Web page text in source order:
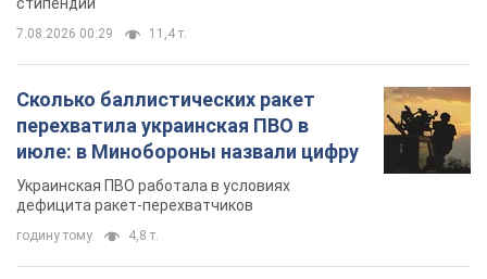
Аурика Ротару через суд изменила
свою пенсию, на которую ранее
жаловалась: сколько получала
певица
артистки за время работы в Черновицкой
филармонии
за 12 годин